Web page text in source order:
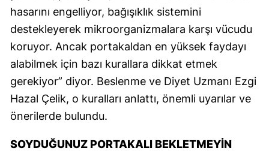
hasarını engelliyor, bağışıklık sistemini
destekleyerek mikroorganizmalara karşı vücudu
koruyor. Ancak portakaldan en yüksek faydayı
alabilmek için bazı kurallara dikkat etmek
gerekiyor” diyor. Beslenme ve Diyet Uzmanı Ezgi
Hazal Çelik, o kuralları anlattı, önemli uyarılar ve
önerilerde bulundu.
SOYDUĞUNUZ PORTAKALI BEKLETMEYIN